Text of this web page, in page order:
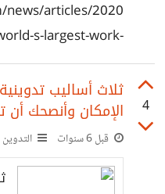
articles/2020
s-largest-work-
home-experiment
4
ثلاث أساليب
الإمكان وأنصحك
قبل 6 سنوات